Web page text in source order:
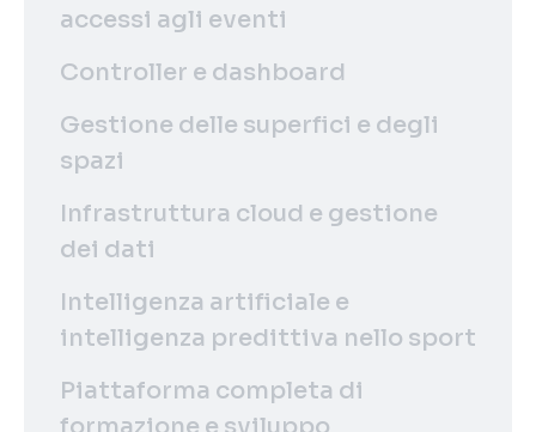
accessi agli eventi
Controller e dashboard
Gestione delle superfici e degli
spazi
Infrastruttura cloud e gestione
dei dati
Intelligenza artificiale e
intelligenza predittiva nello sport
Piattaforma completa di